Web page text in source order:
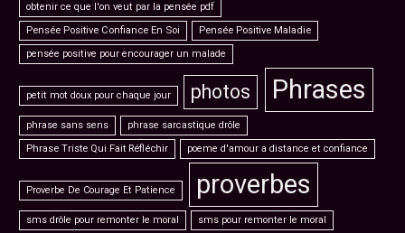
obtenir ce que l'on veut par la pensée pdf
Pensée Positive Confiance En Soi
Pensée Positive Maladie
pensée positive pour encourager un malade
petit mot doux pour chaque jour photos Phrases
phrase sans sens
phrase sarcastique drôle
Phrase Triste Qui Fait Réfléchir
poeme d'amour a distance et confiance
Proverbe De Courage Et Patience proverbes
sms drôle pour remonter le moral
sms pour remonter le moral